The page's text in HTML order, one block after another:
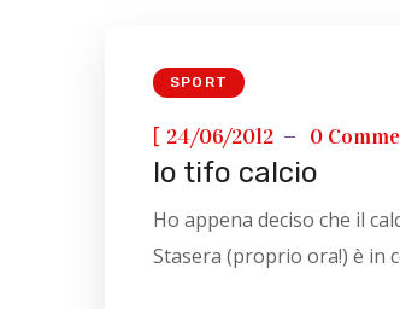
SPORT
[ 24/06/2012 0
Io tifo calcio
Ho appena deciso che il
Stasera (proprio ora!) è in